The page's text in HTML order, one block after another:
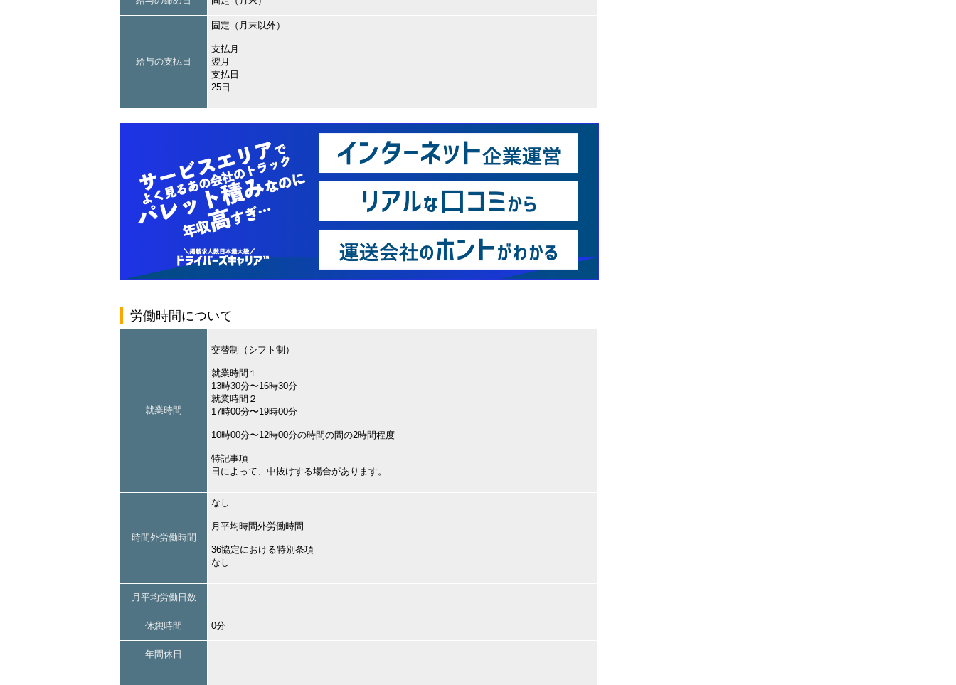
給与の支払日
固定（月末以外）
支払月
翌月
支払日
25日
労働時間について
就業時間
交替制（シフト制）
就業時間１
13時30分〜16時30分
就業時間２
17時00分〜19時00分
10時00分〜12時00分の時間の間の2時間程度
特記事項
日によって、中抜けする場合があります。
時間外労働時間
なし
月平均時間外労働時間
36協定における特別条項
なし
月平均労働日数
休憩時間 0分
年間休日